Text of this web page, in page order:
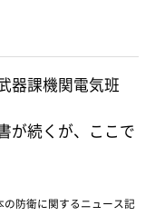
器課機関電気班
が続くが、ここで
防衛に関するニュース記